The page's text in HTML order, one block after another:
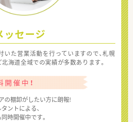
ッセージ
いた営業活動を行っていますので、札幌
海道全域での実績が多数あります。
催中！
の棚卸がしたい方に朗報!
ントによる、
時開催中です。